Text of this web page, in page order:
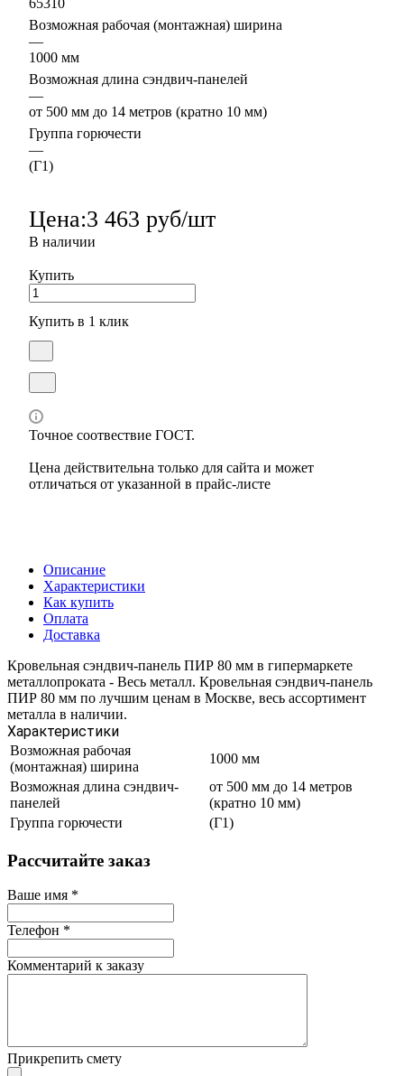
Возможная рабочая (монтажная) ширина
—
1000 мм
Возможная длина сэндвич-панелей
—
от 500 мм до 14 метров (кратно 10 мм)
Группа горючести
—
(Г1)
Цена:3 463 руб/шт
В наличии
Купить
Купить в 1 клик
Точное соотвествие ГОСТ.
Цена действительна только для сайта и может
отличаться от указанной в прайс-листе
Описание
Характеристики
Как купить
Оплата
Доставка
Кровельная сэндвич-панель ПИР 80 мм в гипермаркете
металлопроката - Весь металл. Кровельная сэндвич-панель
ПИР 80 мм по лучшим ценам в Москве, весь ассортимент
металла в наличии.
Характеристики
Возможная рабочая
(монтажная) ширина
1000 мм
Возможная длина сэндвич-
панелей
от 500 мм до 14 метров
(кратно 10 мм)
Группа горючести
(Г1)
Рассчитайте заказ
Ваше имя *
Телефон *
Комментарий к заказу
Прикрепить смету